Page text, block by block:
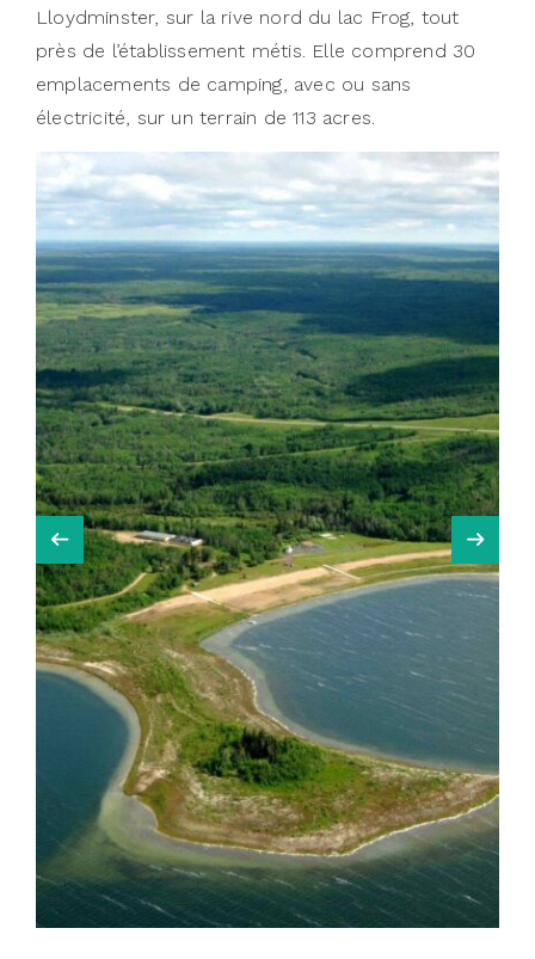
Lloydminster, sur la rive nord du lac Frog, tout
près de l’établissement métis. Elle comprend 30
emplacements de camping, avec ou sans
électricité, sur un terrain de 113 acres.